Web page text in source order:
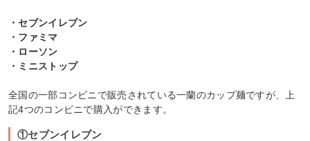
・セブンイレブン
・ファミマ
・ローソン
・ミニストップ
全国の一部コンビニで販売されている一蘭のカップ麺ですが、上
記4つのコンビニで購入ができます。
①セブンイレブン